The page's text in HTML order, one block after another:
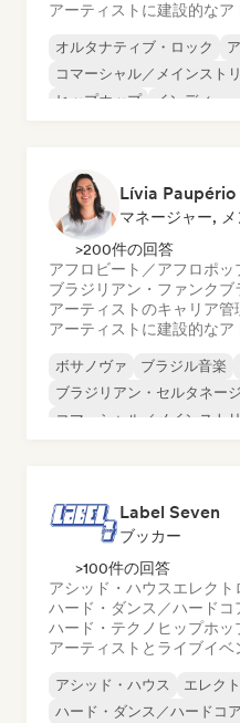
アーティストに建設的なア
オルタナティブ・ロック
コマーシャル／メインスト
ヒップホップ
インディー
Lívia Paupério
マネージャー, メ
>200件の回答
アフロビート／アフロポッ
ブラジリアン・ファンクブ
アーティストのキャリア管
アーティストに建設的なア
ボサノヴァ ブラジル音楽
ブラジリアン・セルタネー
コマーシャル／メインストリ
Label Seven
ブッカー
>100件の回答
アシッド・ハウスエレクト
ハード・ダンス／ハード
ハード・テクノ ヒップホッ
アーティストとライブイ
アシッド・ハウス
エレク
ハード・ダンス／ハードコ